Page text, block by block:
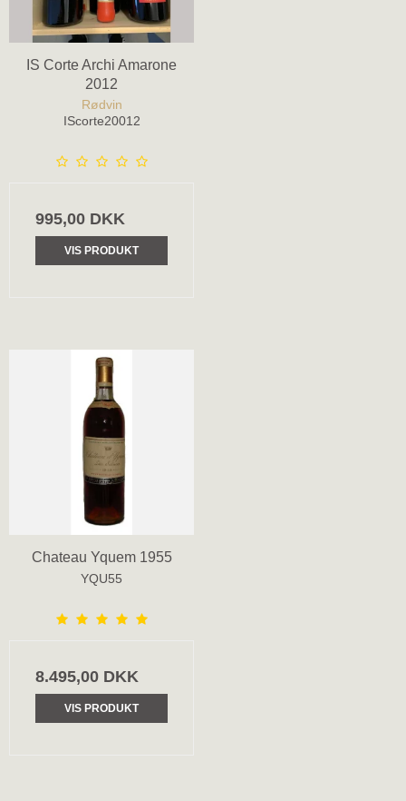
IS Corte Archi Amarone
2012
Rødvin
IScorte20012
995,00 DKK
VIS PRODUKT
Chateau Yquem 1955
YQU55
8.495,00 DKK
VIS PRODUKT